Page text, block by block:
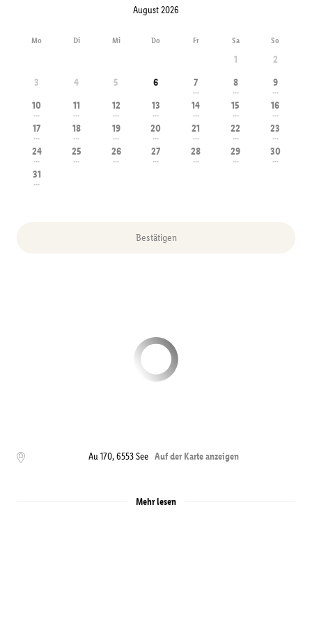
August 2026
Mo Di Mi Do Fr Sa So
1
2
3
4 5 6 7
---
8
---
9
---
10
---
11
---
12
---
13
---
14
---
15
---
16
---
17
---
18
---
19
---
20
---
21
---
22
---
23
---
24
---
25
---
26
---
27
---
28
---
29
---
30
---
31
---
Bestätigen
Au 170,6553 See Auf der Karte anzeigen
Mehr lesen